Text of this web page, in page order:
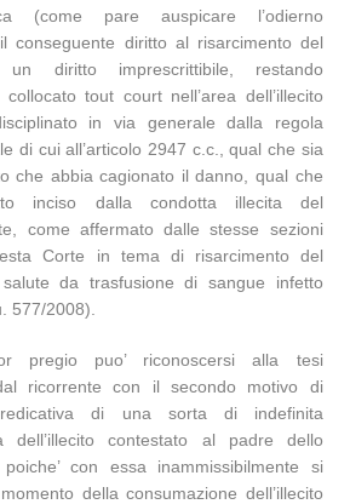
(come pare auspicare l’odierno
conseguente diritto al risarcimento del
diritto imprescrittibile, restando
collocato tout court nell’area dell’illecito
in via generale dalla regola
di cui all’articolo 2947 c.c., qual che sia
che abbia cagionato il danno, qual che
inciso dalla condotta illecita del
come affermato dalle stesse sezioni
Corte in tema di risarcimento del
da trasfusione di sangue infetto
577/2008).
pregio puo’ riconoscersi alla tesi
ricorrente con il secondo motivo di
di una sorta di indefinita
dell’illecito contestato al padre dello
poiche’ con essa inammissibilmente si
della consumazione dell’illecito